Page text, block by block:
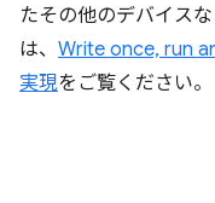
たその他のデバイス
は、 Write once, run
実現をご覧ください。